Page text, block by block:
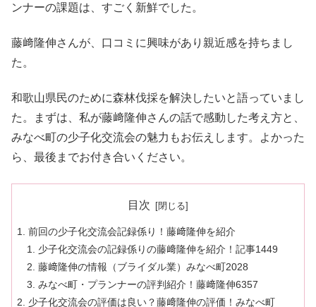
ンナーの課題は、すごく新鮮でした。
藤﨑隆伸さんが、口コミに興味があり親近感を持ちまし
た。
和歌山県民のために森林伐採を解決したいと語っていまし
た。まずは、私が藤﨑隆伸さんの話で感動した考え方と、
みなべ町の少子化交流会の魅力もお伝えします。よかった
ら、最後までお付き合いください。
目次
前回の少子化交流会記録係り！藤﨑隆伸を紹介
少子化交流会の記録係りの藤﨑隆伸を紹介！記事1449
藤﨑隆伸の情報（ブライダル業）みなべ町2028
みなべ町・プランナーの評判紹介！藤﨑隆伸6357
少子化交流会の評価は良い？藤﨑隆伸の評価！みなべ町